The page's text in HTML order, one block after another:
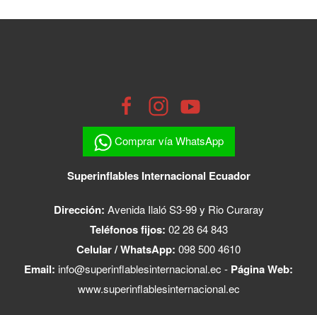
Comprar vía WhatsApp
Superinflables Internacional Ecuador
Dirección: Avenida Ilaló S3-99 y Rio Curaray
Teléfonos fijos: 02 28 64 843
Celular / WhatsApp: 098 500 4610
Email: info@superinflablesinternacional.ec - Página Web:
www.superinflablesinternacional.ec